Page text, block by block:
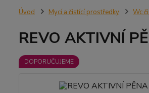
Úvod Mycí a čistící prostředky Wc
REVO AKTIVNÍ
DOPORUČUJEME